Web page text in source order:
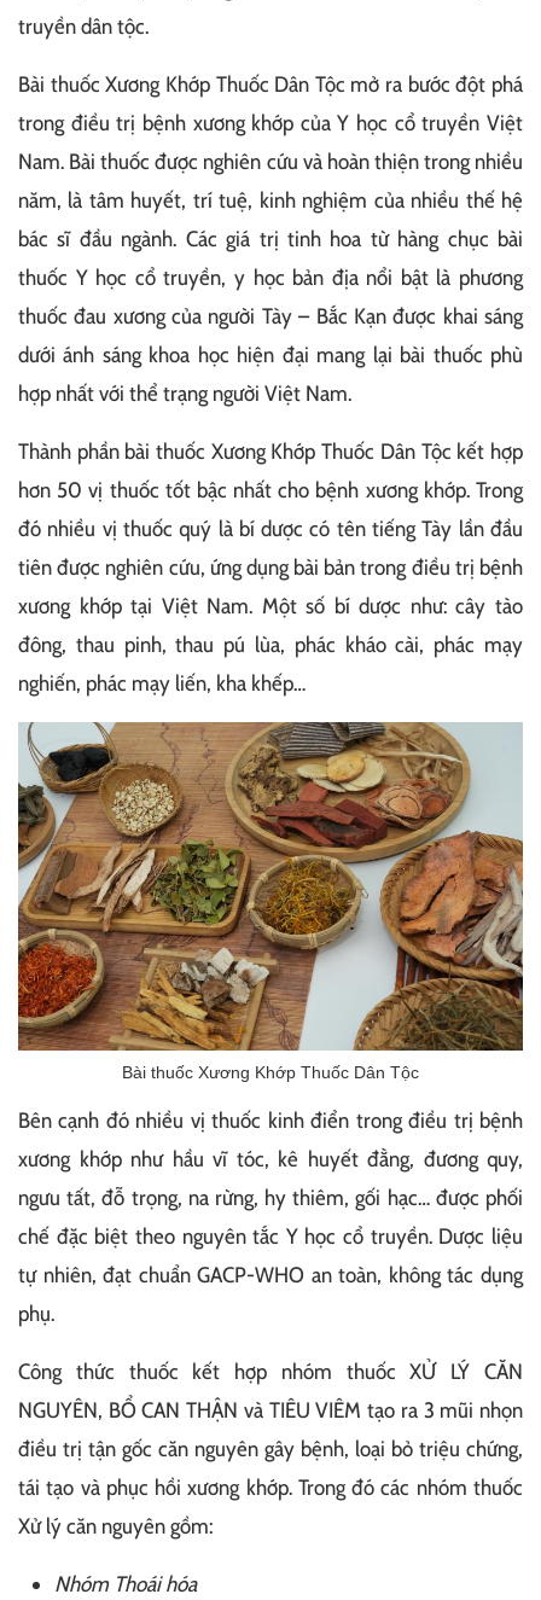
truyền dân tộc.
Bài thuốc Xương Khớp Thuốc Dân Tộc mở ra bước đột phá
trong điều trị bệnh xương khớp của Y học cổ truyền Việt
Nam. Bài thuốc được nghiên cứu và hoàn thiện trong nhiều
năm, là tâm huyết, trí tuệ, kinh nghiệm của nhiều thế hệ
bác sĩ đầu ngành. Các giá trị tinh hoa từ hàng chục bài
thuốc Y học cổ truyền, y học bản địa nổi bật là phương
thuốc đau xương của người Tày – Bắc Kạn được khai sáng
dưới ánh sáng khoa học hiện đại mang lại bài thuốc phù
hợp nhất với thể trạng người Việt Nam.
Thành phần bài thuốc Xương Khớp Thuốc Dân Tộc kết hợp
hơn 50 vị thuốc tốt bậc nhất cho bệnh xương khớp. Trong
đó nhiều vị thuốc quý là bí dược có tên tiếng Tày lần đầu
tiên được nghiên cứu, ứng dụng bài bản trong điều trị bệnh
xương khớp tại Việt Nam. Một số bí dược như: cây tào
đông, thau pinh, thau pú lùa, phác kháo cài, phác mạy
nghiến, phác mạy liến, kha khếp…
Bài thuốc Xương Khớp Thuốc Dân Tộc
Bên cạnh đó nhiều vị thuốc kinh điển trong điều trị bệnh
xương khớp như hầu vĩ tóc, kê huyết đằng, đương quy,
ngưu tất, đỗ trọng, na rừng, hy thiêm, gối hạc… được phối
chế đặc biệt theo nguyên tắc Y học cổ truyền. Dược liệu
tự nhiên, đạt chuẩn GACP-WHO an toàn, không tác dụng
phụ.
Công thức thuốc kết hợp nhóm thuốc XỬ LÝ CĂN
NGUYÊN, BỔ CAN THẬN và TIÊU VIÊM tạo ra 3 mũi nhọn
điều trị tận gốc căn nguyên gây bệnh, loại bỏ triệu chứng,
tái tạo và phục hồi xương khớp. Trong đó các nhóm thuốc
Xử lý căn nguyên gồm:
Nhóm Thoái hóa